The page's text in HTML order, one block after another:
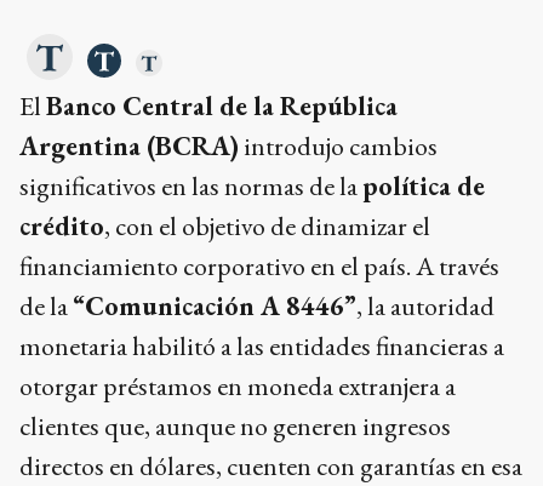
ElBanco Central de la República
Argentina (BCRA) introdujo cambios
significativos en las normas de lapolítica de
crédito, con el objetivo de dinamizar el
financiamiento corporativo en el país. A través
de la“Comunicación A 8446”, la autoridad
monetaria habilitó a las entidades financieras a
otorgar préstamos en moneda extranjera a
clientes que, aunque no generen ingresos
directos en dólares, cuenten con garantías en esa